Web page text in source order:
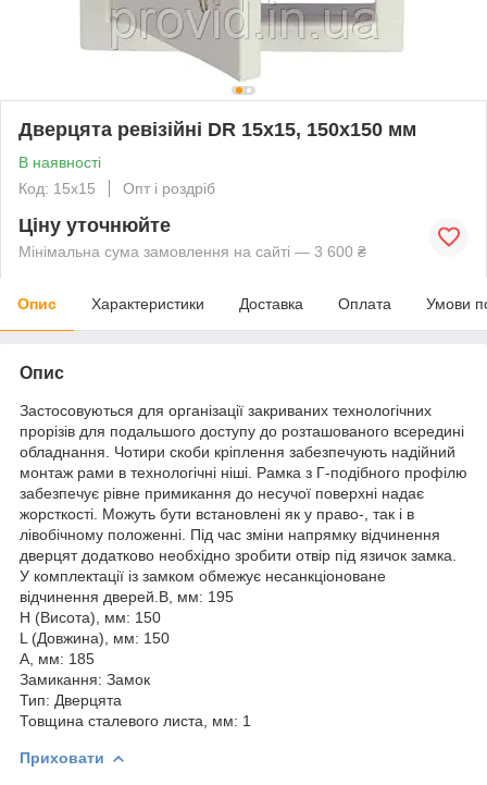
Дверцята ревізійні DR 15х15, 150х150 мм
В наявності
Код: 15х15
Опт і роздріб
Ціну уточнюйте
Мінімальна сума замовлення на сайті — 3 600 ₴
Опис Характеристики Доставка Оплата Умови
Опис
Застосовуються для організації закриваних технологічних
прорізів для подальшого доступу до розташованого всередині
обладнання. Чотири скоби кріплення забезпечують надійний
монтаж рами в технологічні ніші. Рамка з Г-подібного профілю
забезпечує рівне примикання до несучої поверхні надає
жорсткості. Можуть бути встановлені як у право-, так і в
лівобічному положенні. Під час зміни напрямку відчинення
дверцят додатково необхідно зробити отвір під язичок замка.
У комплектації із замком обмежує несанкціоноване
відчинення дверей.B, мм: 195
H (Висота), мм: 150
L (Довжина), мм: 150
А, мм: 185
Замикання: Замок
Тип: Дверцята
Товщина сталевого листа, мм: 1
Приховати